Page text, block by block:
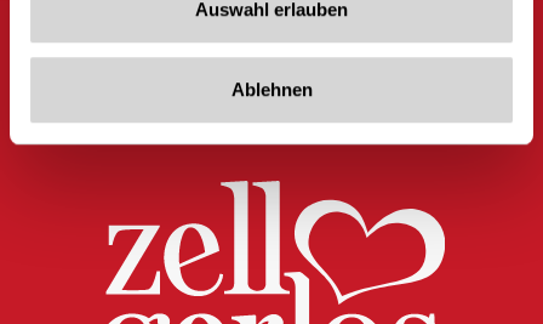
Auswahl erlauben
Ablehnen